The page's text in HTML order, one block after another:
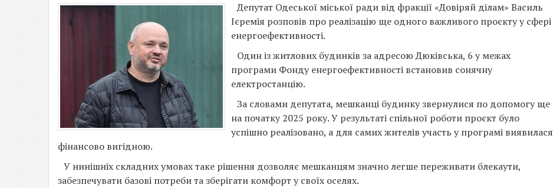
Депутат Одеської міської ради від фракції «Довіряй ділам» Василь
Ієремія розповів про реалізацію ще одного важливого проєкту у сфері
енергоефективності.
Один із житлових будинків за адресою Дюківська, 6 у межах
програми Фонду енергоефективності встановив сонячну
електростанцію.
За словами депутата, мешканці будинку звернулися по допомогу ще
на початку 2025 року. У результаті спільної роботи проєкт було
успішно реалізовано, а для самих жителів участь у програмі виявилася
фінансово вигідною.
У нинішніх складних умовах таке рішення дозволяє мешканцям значно легше переживати блекаути,
забезпечувати базові потреби та зберігати комфорт у своїх оселях.